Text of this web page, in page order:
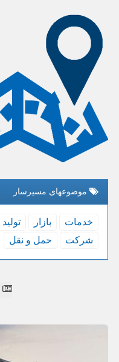
موضوعهای مسیرساز
خدمات بازار تولید
شركت
حمل و نقل